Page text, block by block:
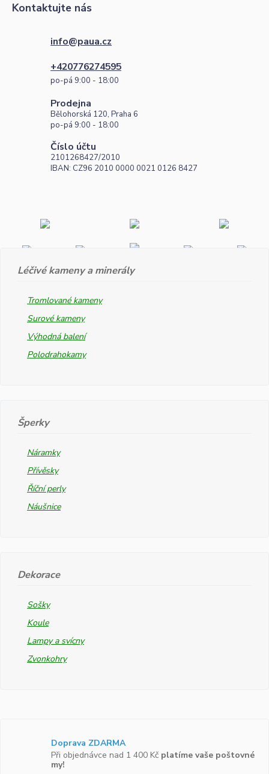
Kontaktujte nás
info@paua.cz
+420776274595
po-pá 9:00 - 18:00
Prodejna
Bělohorská 120, Praha 6
po-pá 9:00 - 18:00
Číslo účtu
2101268427/2010
IBAN: CZ96 2010 0000 0021 0126 8427
Léčivé kameny a minerály
Tromlované kameny
Surové kameny
Výhodná balení
Polodrahokamy
Šperky
Náramky
Přívěsky
Říční perly
Náušnice
Dekorace
Sošky
Koule
Lampy a svícny
Zvonkohry
Doprava ZDARMA
Při objednávce nad 1 400 Kč platíme vaše poštovné
my!